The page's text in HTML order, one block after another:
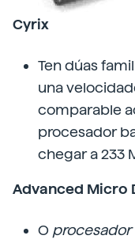
Cyrix
Ten dúas
una
comparable
procesador
chegar a 233
Advanced Micro
O procesador